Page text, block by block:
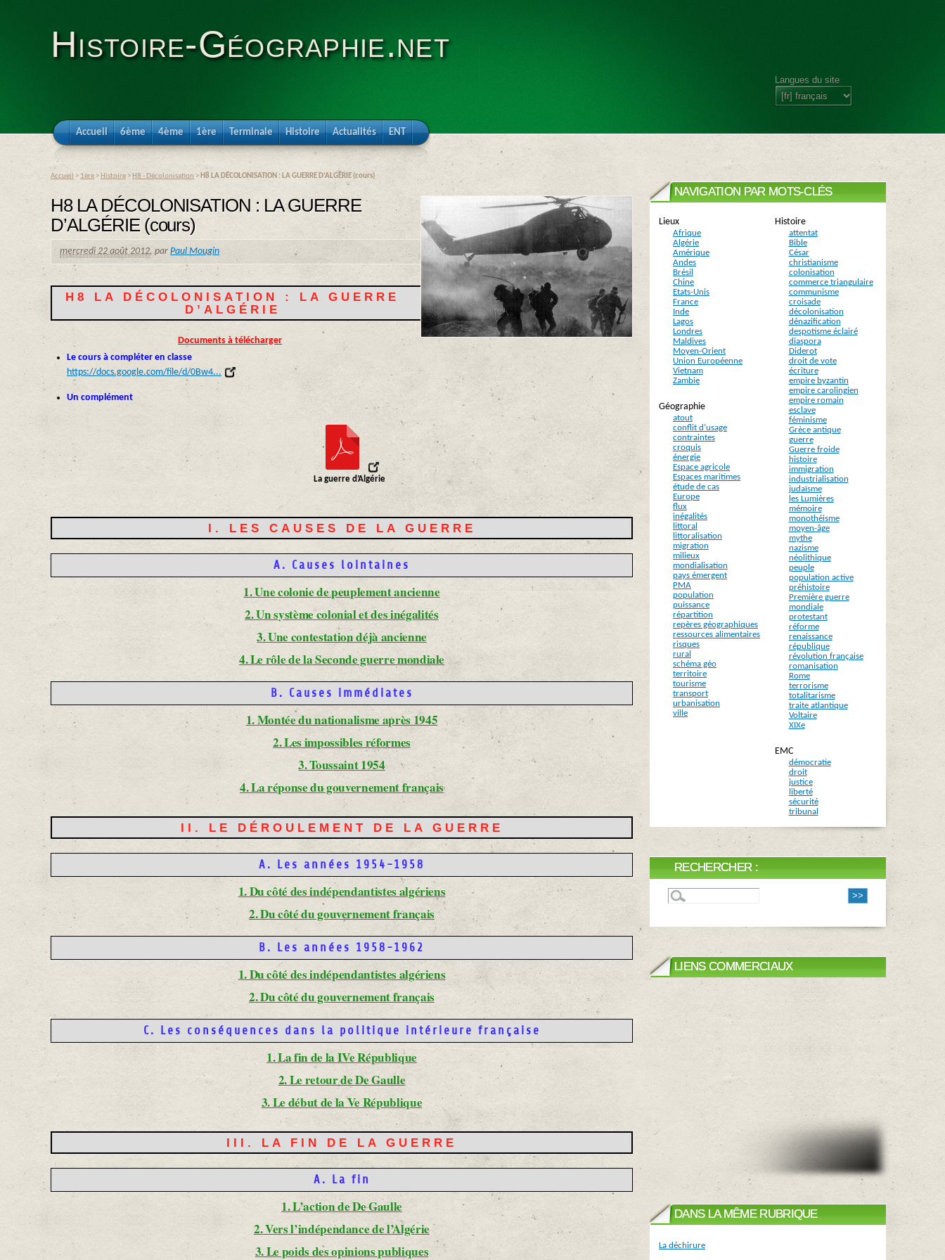
Histoire-Géographie.net
Langues du site
Accueil 6ème 4ème 1ère Terminale Histoire Actualités ENT
Accueil > 1ère > Histoire > H8 - Décolonisation > H8 LA DÉCOLONISATION : LA GUERRE D’ALGÉRIE (cours)
H8 LA DÉCOLONISATION : LA GUERRE
D’ALGÉRIE (cours)
mercredi 22 août 2012, par Paul Mougin
H8 LA DÉCOLONISATION : LA GUERRE
D’ALGÉRIE
Documents à télécharger
Le cours à compléter en classe
https://docs.google.com/file/d/0Bw4...
Un complément
La guerre d’Algérie
I. LES CAUSES DE LA GUERRE
A. Causes lointaines
1. Une colonie de peuplement ancienne
2. Un système colonial et des inégalités
3. Une contestation déjà ancienne
4. Le rôle de la Seconde guerre mondiale
B. Causes immédiates
1. Montée du nationalisme après 1945
2. Les impossibles réformes
3. Toussaint 1954
4. La réponse du gouvernement français
II. LE DÉROULEMENT DE LA GUERRE
A. Les années 1954-1958
1. Du côté des indépendantistes algériens
2. Du côté du gouvernement français
B. Les années 1958-1962
1. Du côté des indépendantistes algériens
2. Du côté du gouvernement français
C. Les conséquences dans la politique intérieure française
1. La fin de la IVe République
2. Le retour de De Gaulle
3. Le début de la Ve République
III. LA FIN DE LA GUERRE
A. La fin
1. L’action de De Gaulle
2. Vers l’indépendance de l’Algérie
3. Le poids des opinions publiques
NAVIGATION PAR MOTS-CLÉS
Lieux
Afrique
Algérie
Amérique
Andes
Brésil
Chine
Etats-Unis
France
Inde
Lagos
Londres
Maldives
Moyen-Orient
Union Européenne
Vietnam
Zambie
Histoire
attentat
Bible
César
christianisme
colonisation
commerce triangulaire
communisme
croisade
décolonisation
dénazification
despotisme éclairé
diaspora
Diderot
droit de vote
écriture
empire byzantin
empire carolingien
empire romain
esclave
féminisme
Grèce antique
guerre
Guerre froide
histoire
immigration
industrialisation
judaïsme
les Lumières
mémoire
monothéisme
moyen-âge
mythe
nazisme
néolithique
peuple
population active
préhistoire
Première guerre
mondiale
protestant
réforme
renaissance
république
révolution française
romanisation
Rome
terrorisme
totalitarisme
traite atlantique
Voltaire
XIXe
Géographie
atout
conflit d’usage
contraintes
croquis
énergie
Espace agricole
Espaces maritimes
étude de cas
Europe
flux
inégalités
littoral
littoralisation
migration
milieux
mondialisation
pays émergent
PMA
population
puissance
répartition
repères géographiques
ressources alimentaires
risques
rural
schéma géo
territoire
tourisme
transport
urbanisation
ville
EMC
démocratie
droit
justice
liberté
sécurité
tribunal
RECHERCHER :
LIENS COMMERCIAUX
DANS LA MÊME RUBRIQUE
La déchirure